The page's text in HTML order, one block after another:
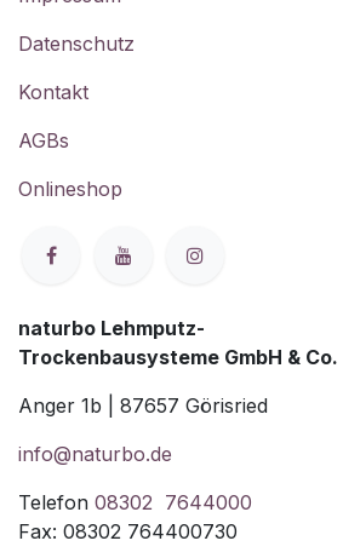
Datenschutz
Kontakt
AGBs
Onlineshop
naturbo Lehmputz-
Trockenbausysteme GmbH & Co.
Anger 1b | 87657 Görisried
info@naturbo.de
Telefon 08302 7644000
Fax: 08302 764400730